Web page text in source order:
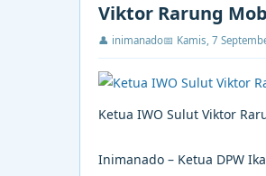
Viktor Rarung
👤 inimanado📅 Kamis, 7
Ketua IWO Sulut Viktor
Inimanado – Ketua DPW